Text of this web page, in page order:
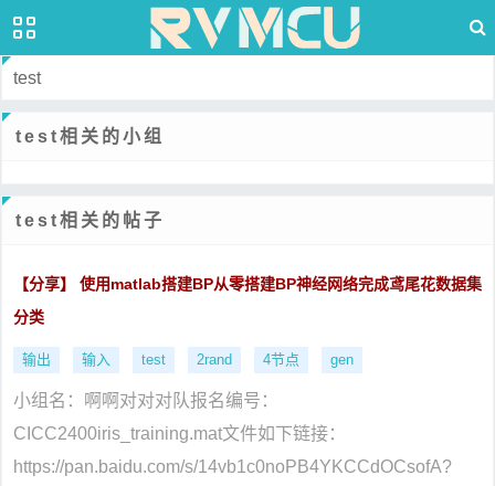
test
test相关的小组
test相关的帖子
【分享】 使用matlab搭建BP从零搭建BP神经网络完成鸢尾花数据集
分类
输出 输入 test 2rand 4节点 gen
小组名：啊啊对对对队报名编号：
CICC2400iris_training.mat文件如下链接：
https://pan.baidu.com/s/14vb1c0noPB4YKCCdOCsofA?